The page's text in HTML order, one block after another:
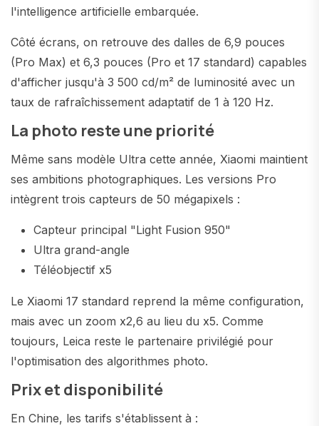
l'intelligence artificielle embarquée.
Côté écrans, on retrouve des dalles de 6,9 pouces
(Pro Max) et 6,3 pouces (Pro et 17 standard) capables
d'afficher jusqu'à 3 500 cd/m² de luminosité avec un
taux de rafraîchissement adaptatif de 1 à 120 Hz.
La photo reste une priorité
Même sans modèle Ultra cette année, Xiaomi maintient
ses ambitions photographiques. Les versions Pro
intègrent trois capteurs de 50 mégapixels :
Capteur principal "Light Fusion 950"
Ultra grand-angle
Téléobjectif x5
Le Xiaomi 17 standard reprend la même configuration,
mais avec un zoom x2,6 au lieu du x5. Comme
toujours, Leica reste le partenaire privilégié pour
l'optimisation des algorithmes photo.
Prix et disponibilité
En Chine, les tarifs s'établissent à :